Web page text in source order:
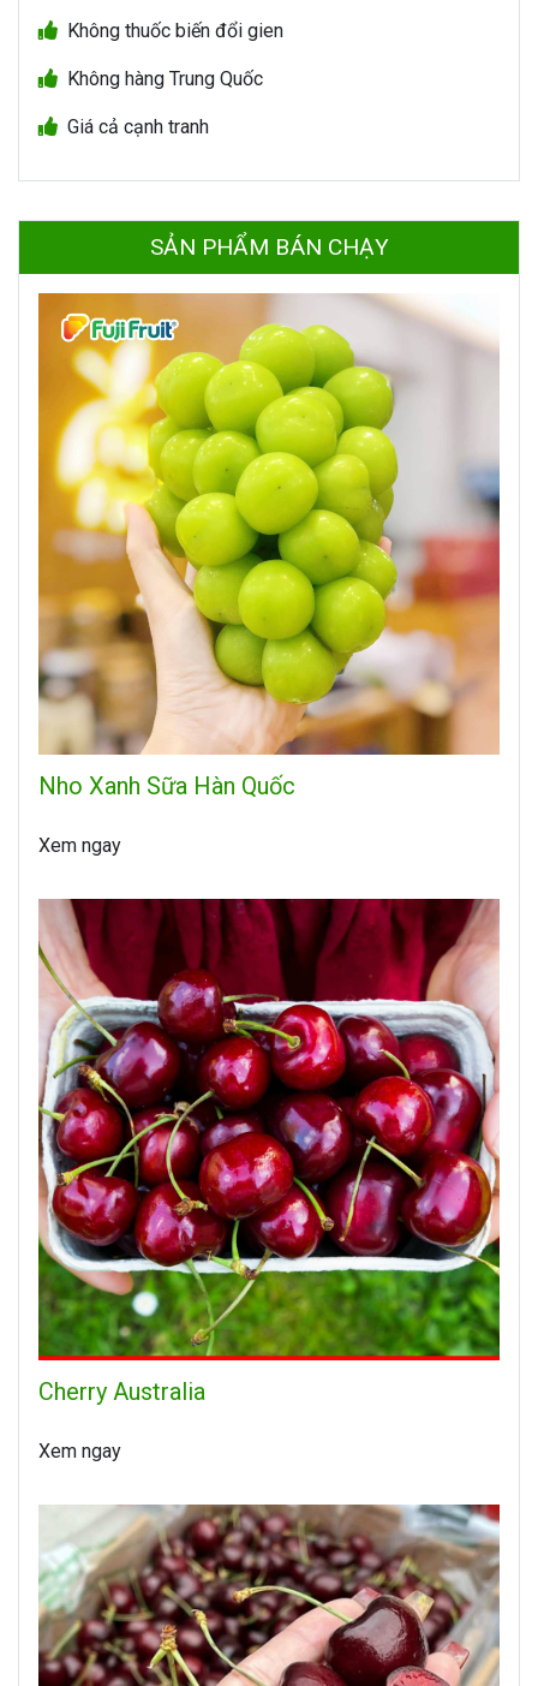
Không thuốc biến đổi gien
Không hàng Trung Quốc
Giá cả cạnh tranh
SẢN PHẨM BÁN CHẠY
Nho Xanh Sữa Hàn Quốc
Xem ngay
Cherry Australia
Xem ngay